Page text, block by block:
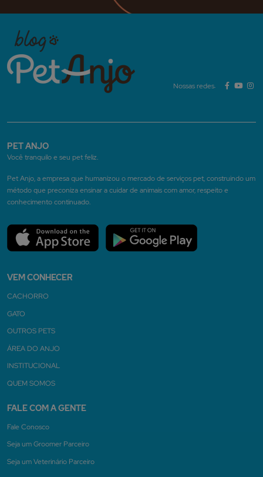
Nossas redes:
PET ANJO
Você tranquilo e seu pet feliz.
Pet Anjo, a empresa que humanizou o mercado de serviços pet, construindo um
método que preconiza ensinar a cuidar de animais com amor, respeito e
conhecimento continuado.
VEM CONHECER
CACHORRO
GATO
OUTROS PETS
ÁREA DO ANJO
INSTITUCIONAL
QUEM SOMOS
FALE COM A GENTE
Fale Conosco
Seja um Groomer Parceiro
Seja um Veterinário Parceiro